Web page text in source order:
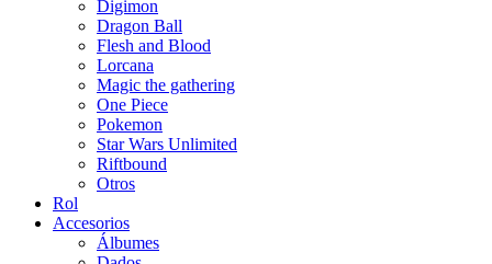
Digimon
Dragon Ball
Flesh and Blood
Lorcana
Magic the gathering
One Piece
Pokemon
Star Wars Unlimited
Riftbound
Otros
Rol
Accesorios
Álbumes